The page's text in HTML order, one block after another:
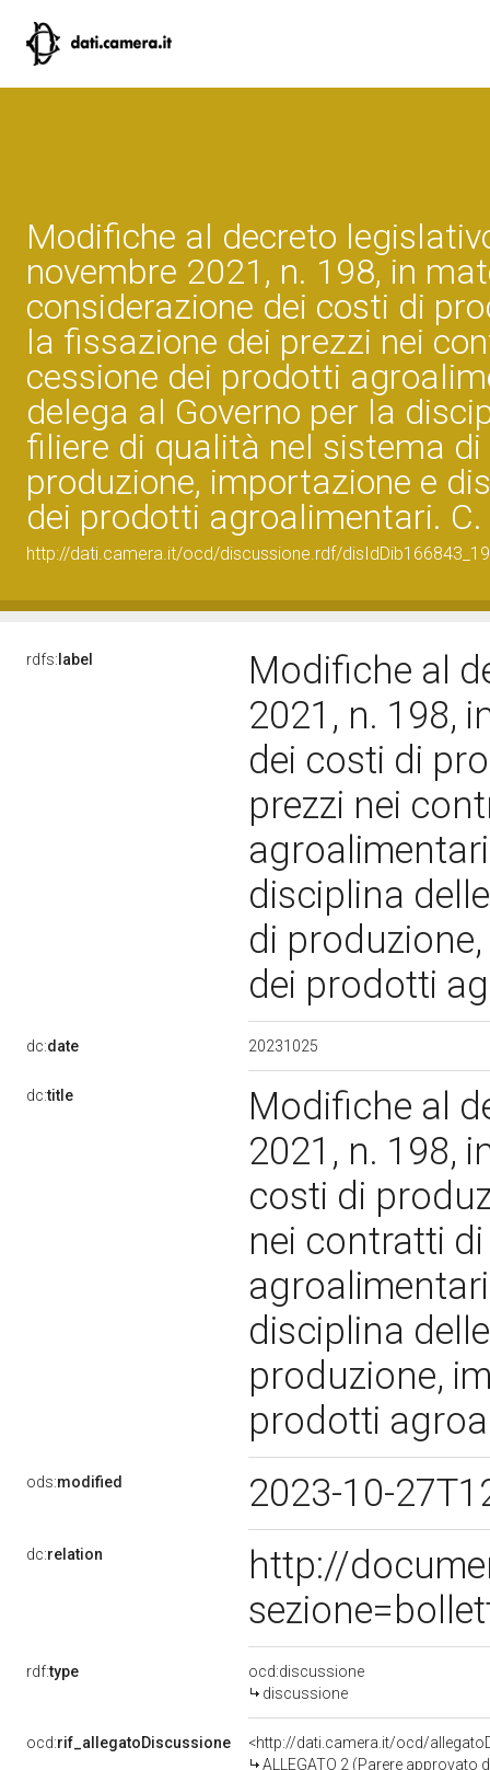
Modifiche al decreto
novembre 2021, n. 198, in
considerazione dei costi di
la fissazione dei prezzi nei
cessione dei prodotti
delega al Governo per la
filiere di qualità nel sistema di
produzione, importazione e
dei prodotti agroalimentari.
http://dati.camera.it/ocd/discussione.rdf/disIdDib166843_19
rdfs: label
Modifiche al
2021, n. 198,
dei costi di
prezzi nei
disciplina
di
dei prodotti
dc:date 20231025
dc:title
Modifiche al
2021, n. 198,
costi di
nei contratti
disciplina
produzione,
prodotti
ods:modified 2023-10-
dc:relation
http://
rdf:type
ocd:discussione
discussione
ocd:rif_allegatoDiscussione
<http://dati.camera.it/ocd/
ALLEGATO 2 (Parere approvato